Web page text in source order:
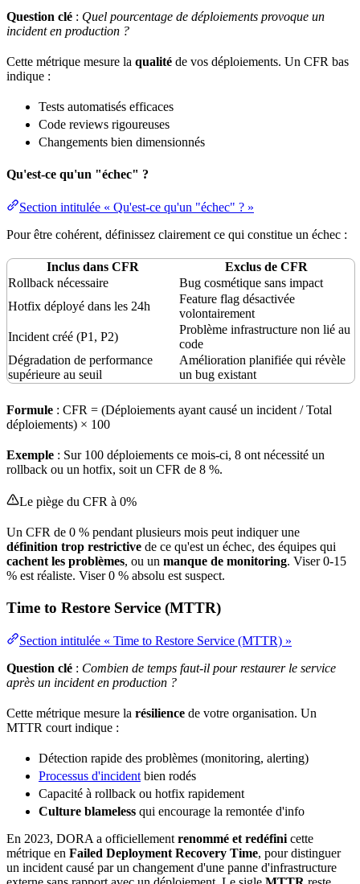
Question clé : Quel pourcentage de déploiements provoque un
incidenten production ?
Cette métrique mesure la qualité de vos déploiements. Un CFR bas
indique :
Tests automatisés efficaces
Code reviews rigoureuses
Changements bien dimensionnés
Qu'est-ce qu'un "échec" ?
Section intitulée « Qu'est-ce qu'un "échec" ? »
Pour être cohérent, définissez clairement ce qui constitue un échec :
Inclus dans CFR
Exclus de CFR
Rollback nécessaire Bug cosmétique sans impact
Hotfix déployé dans les 24h
Feature flag désactivée
volontairement
Incident créé (P1, P2)
Problème infrastructure non lié au
code
Dégradation de performance
supérieure au seuil
Amélioration planifiée qui révèle
un bug existant
Formule : CFR = (Déploiements ayant causé un incident / Total
déploiements) × 100
Exemple : Sur 100 déploiements ce mois-ci, 8 ont nécessité un
rollback ou un hotfix, soit un CFR de 8 %.
Le piège du CFR à 0%
Un CFR de 0 % pendant plusieurs mois peut indiquer une
définition trop restrictive de ce qu'est un échec, des équipes qui
cachent les problèmes, ou un manque de monitoring. Viser 0-15
% est réaliste. Viser 0 % absolu est suspect.
Time to Restore Service (MTTR)
Section intitulée « Time to Restore Service (MTTR) »
Question clé : Combien de temps faut-il pour restaurer le service
après un incident en production ?
Cette métrique mesure la résilience de votre organisation. Un
MTTR court indique :
Détection rapide des problèmes (monitoring, alerting)
Processus d'incident bien rodés
Capacité à rollback ou hotfix rapidement
Culture blameless qui encourage la remontée d'info
En 2023, DORA a officiellement renommé et redéfini cette
métrique en Failed Deployment Recovery Time, pour distinguer
un incident causé par un changement d'une panne d'infrastructure